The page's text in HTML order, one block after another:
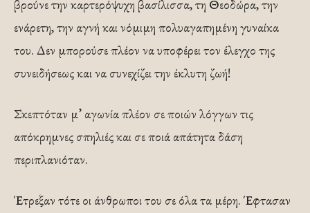
βρούνε την καρτερόψυχη βασίλισσα, τη Θεοδώρα, την
ενάρετη, την αγνή και νόμιμη πολυαγαπημένη γυναίκα
του. Δεν μπορούσε πλέον να υποφέρει τον έλεγχο της
συνειδήσεως και να συνεχίζει την έκλυτη ζωή!
Σκεπτόταν μ’ αγωνία πλέον σε ποιών λόγγων τις
απόκρημνες σπηλιές και σε ποιά απάτητα δάση
περιπλανιόταν.
Έτρεξαν τότε οι άνθρωποι του σε όλα τα μέρη. Έφτασαν